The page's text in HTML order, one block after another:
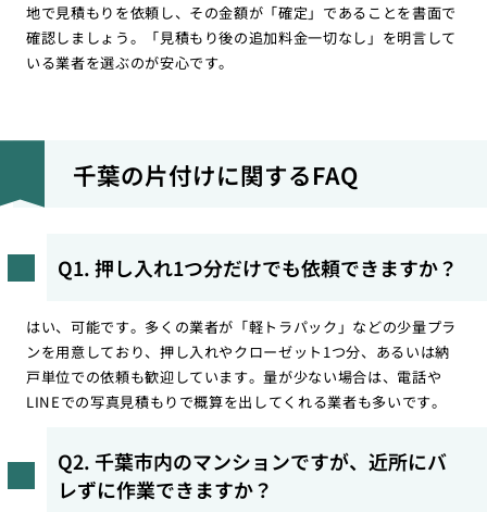
地で見積もりを依頼し、その金額が「確定」であることを書面で
確認しましょう。「見積もり後の追加料金一切なし」を明言して
いる業者を選ぶのが安心です。
千葉の片付けに関するFAQ
Q1. 押し入れ1つ分だけでも依頼できますか？
はい、可能です。多くの業者が「軽トラパック」などの少量プラ
ンを用意しており、押し入れやクローゼット1つ分、あるいは納
戸単位での依頼も歓迎しています。量が少ない場合は、電話や
LINEでの写真見積もりで概算を出してくれる業者も多いです。
Q2. 千葉市内のマンションですが、近所にバ
レずに作業できますか？